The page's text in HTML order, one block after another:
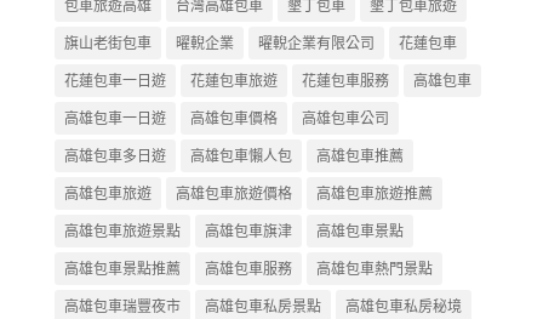
包車旅遊高雄
台灣高雄包車 墾丁包車
墾丁包車旅遊
旗山老街包車
曜輗企業 曜輗企業有限公司
花蓮包車
花蓮包車一日遊
花蓮包車旅遊 花蓮包車服務
高雄包車
高雄包車一日遊
高雄包車價格
高雄包車公司
高雄包車多日遊
高雄包車懶人包
高雄包車推薦
高雄包車旅遊
高雄包車旅遊價格
高雄包車旅遊推薦
高雄包車旅遊景點
高雄包車旗津
高雄包車景點
高雄包車景點推薦
高雄包車服務
高雄包車熱門景點
高雄包車瑞豐夜市
高雄包車私房景點
高雄包車私房秘境